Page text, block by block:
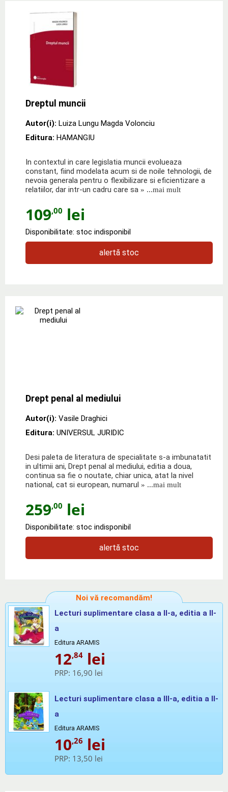
Dreptul muncii
Autor(i): Luiza Lungu Magda Volonciu
Editura: HAMANGIU
In contextul in care legislatia muncii evolueaza
constant, fiind modelata acum si de noile tehnologii, de
nevoia generala pentru o flexibilizare si eficientizare a
relatiilor, dar intr-un cadru care sa » ...mai mult
109,00 lei
Disponibilitate: stoc indisponibil
alertă stoc
Drept penal al mediului
Autor(i): Vasile Draghici
Editura: UNIVERSUL JURIDIC
Desi paleta de literatura de specialitate s-a imbunatatit
in ultimii ani, Drept penal al mediului, editia a doua,
continua sa fie o noutate, chiar unica, atat la nivel
national, cat si european, numarul » ...mai mult
259,00 lei
Disponibilitate: stoc indisponibil
alertă stoc
Noi vă recomandăm!
Lecturi suplimentare clasa a II-a, editia a II-
a
Editura ARAMIS
12,84 lei
PRP: 16,90 lei
Lecturi suplimentare clasa a III-a, editia a II-
a
Editura ARAMIS
10,26 lei
PRP: 13,50 lei